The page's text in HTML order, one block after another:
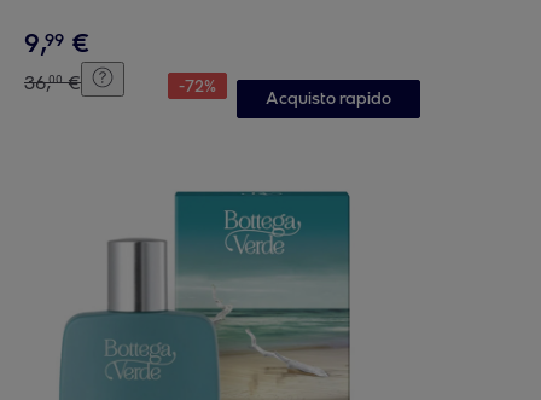
9,99 €
36,00 € -72%
Acquisto rapido